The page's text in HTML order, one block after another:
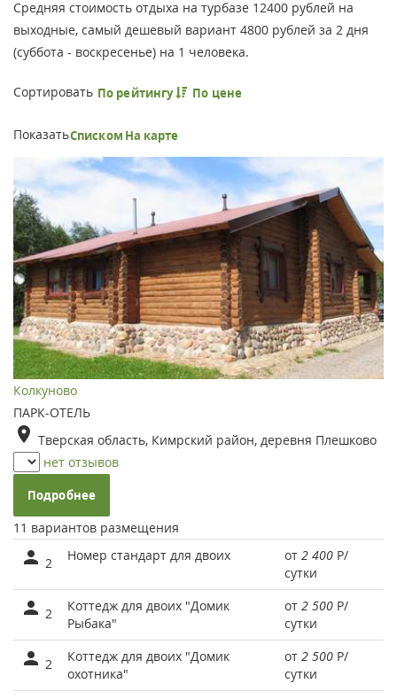
Средняя стоимость отдыха на турбазе 12400 рублей на
выходные, самый дешевый вариант 4800 рублей за 2 дня
(суббота - воскресенье) на 1 человека.
Сортировать По рейтингу По цене
ПоказатьСписком На карте
Колкуново
ПАРК-ОТЕЛЬ
Тверская область, Кимрский район, деревня Плешково
нет отзывов
Подробнее
11 вариантов размещения
2 Номер стандарт для двоих от 2 400 Р/
сутки
2
Коттедж для двоих "Домик
Рыбака"
от 2 500 Р/
сутки
2
Коттедж для двоих "Домик
охотника"
от 2 500 Р/
сутки